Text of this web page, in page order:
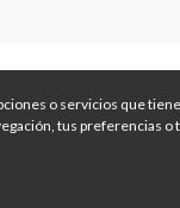
o servicios que
tus preferencias